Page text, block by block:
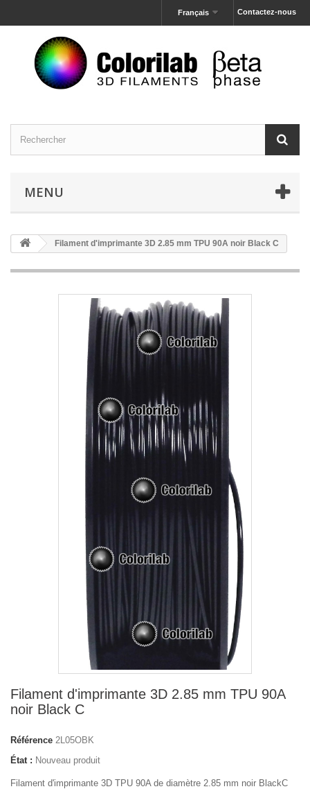
Contactez-nous
Français
MENU
Filament d'imprimante 3D 2.85 mm TPU 90A noir Black C
Filament d'imprimante 3D 2.85 mm TPU 90A
noir Black C
Référence 2L05OBK
État : Nouveau produit
Filament d'imprimante 3D TPU 90A de diamètre 2.85 mm noir BlackC